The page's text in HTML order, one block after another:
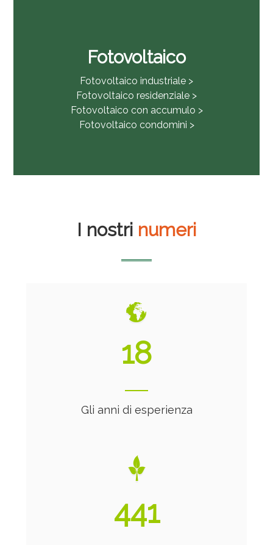
Fotovoltaico
Fotovoltaico industriale >
Fotovoltaico residenziale >
Fotovoltaico con accumulo >
Fotovoltaico condomini >
I nostri numeri
20
Gli anni di esperienza
475